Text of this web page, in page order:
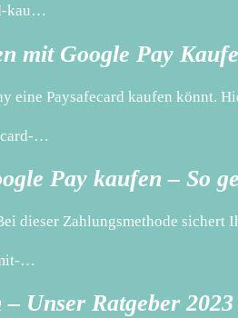
kau…
mit Google Pay
eine Paysafecard kaufen könnt.
…
Pay kaufen – So
dieser Zahlungsmethode
…
Unser Ratgeber 2023